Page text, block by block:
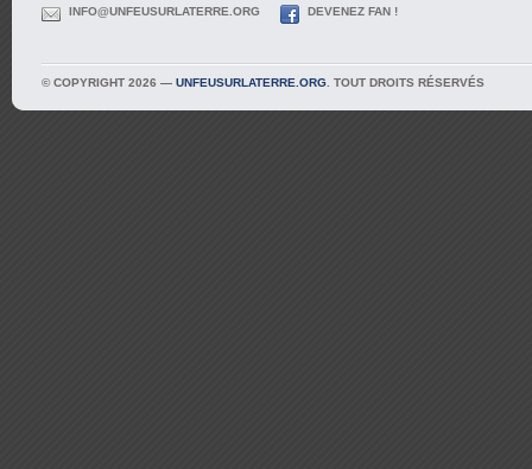
INFO@UNFEUSURLATERRE.ORG DEVENEZ FAN !
© COPYRIGHT 2026 — UNFEUSURLATERRE.ORG . TOUT DROITS RÉSERVÉS